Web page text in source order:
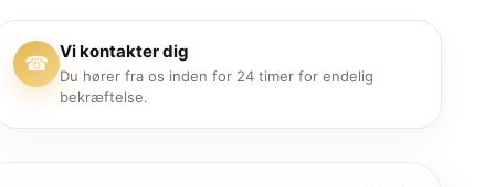
☎
Vi kontakter dig
Du hører fra os inden for 24 timer for endelig
bekræftelse.